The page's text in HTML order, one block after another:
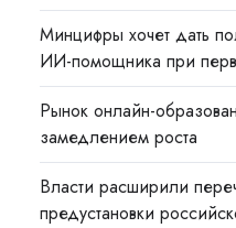
Минцифры хочет дать
ИИ-помощника при
Рынок онлайн-
замедлением роста
Власти расширили
предустановки